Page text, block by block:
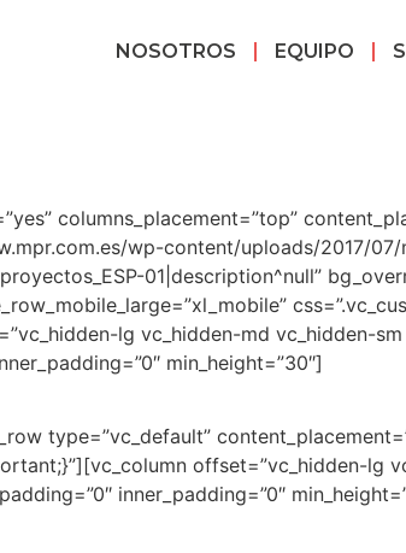
NOSOTROS EQUIPO
columns_placement=”top”
wp-content/uploads/2017/07/
01|description^null”
lg vc_hidden-md vc_hidden-
min_height=”30″]
type=”vc_default”
offset=”vc_hidden-lg
inner_padding=”0″